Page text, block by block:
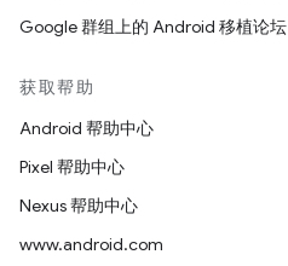
Google 群组上的 Android 移植论坛
获取帮助
Android 帮助中心
Pixel 帮助中心
Nexus 帮助中心
www.android.com